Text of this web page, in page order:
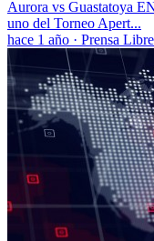
Aurora vs Guastatoya
uno del Torneo Apert...
hace 1 año · Prensa Libre